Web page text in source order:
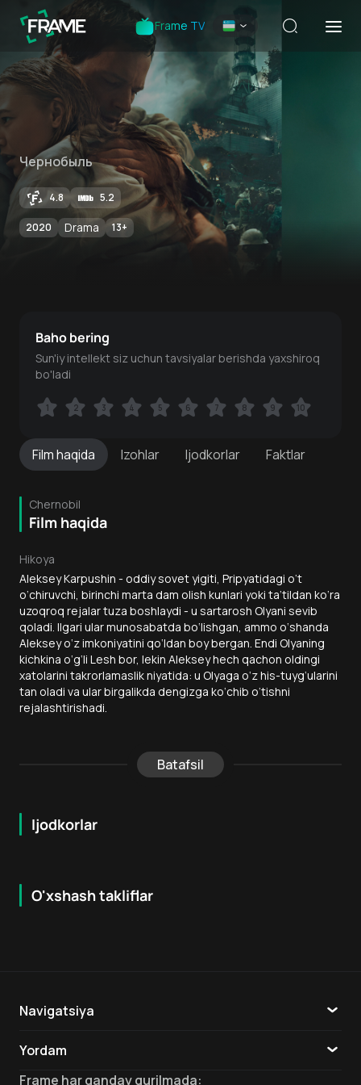
Frame TV
Чернобыль
4.8 5.2
2020 Drama 13+
Filmhaqida Izohlar Ijodkorlar Faktlar
Chernobil
Film haqida
Hikoya
Aleksey Karpushin - oddiy sovet yigiti, Pripyatidagi o‘t
o‘chiruvchi, birinchi marta dam olish kunlari yoki ta’tildan ko‘ra
uzoqroq rejalar tuza boshlaydi - u sartarosh Olyani sevib
qoladi. Ilgari ular munosabatda bo‘lishgan, ammo o‘shanda
Aleksey o‘z imkoniyatini qo‘ldan boy bergan. Endi Olyaning
kichkina o‘g‘li Lesh bor, lekin Aleksey hech qachon oldingi
xatolarini takrorlamaslik niyatida: u Olyaga o‘z his-tuyg‘ularini
tan oladi va ular birgalikda dengizga ko‘chib o‘tishni
rejalashtirishadi.
Batafsil
Ijodkorlar
Baho bering
Sun'iy intellekt siz uchun tavsiyalar berishda yaxshiroq
bo'ladi
1 2 3 4 5 6 7 8 9 10
1 2 3 4 5 6 7 8 9 10
O'xshash takliflar
18 + 7.2
Navigatsiya
Yordam
Aloqa
Frame har qanday qurilmada: